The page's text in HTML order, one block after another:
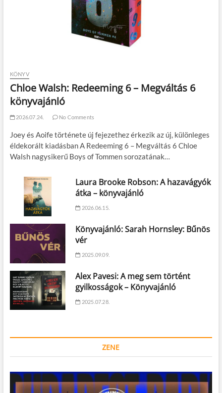
KÖNYV
Chloe Walsh: Redeeming 6 – Megváltás 6
könyvajánló
2026.07.24. No Comments
Joey és Aoife története új fejezethez érkezik az új, különleges
éldekorált kiadásban A Redeeming 6 – Megváltás 6 Chloe
Walsh nagysikerű Boys of Tommen sorozatának…
Laura Brooke Robson: A hazavágyók
átka – könyvajánló
2026.06.15.
Könyvajánló: Sarah Hornsley: Bűnös
vér
2025.09.09.
Alex Pavesi: A meg sem történt
gyilkosságok – Könyvajánló
2025.07.28.
ZENE